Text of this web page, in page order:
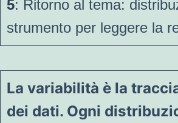
5: Ritorno al tema:
strumento per leggere la
La variabilità è la
dei dati. Ogni